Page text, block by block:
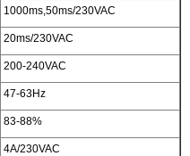
1000ms,50ms/230VAC
20ms/230VAC
200-240VAC
47-63Hz
83-88%
4A/230VAC